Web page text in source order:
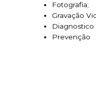
Fotografia;
Gravação
Diagnostico
Prevenção